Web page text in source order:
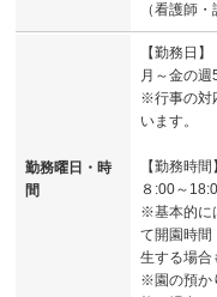
（看護師
勤務曜日・時
間
【勤務日】
月～金の
※行事の対
います。
【勤務時間】
８:00～
※基本的に
て開園時間
生する場合
※園の預か